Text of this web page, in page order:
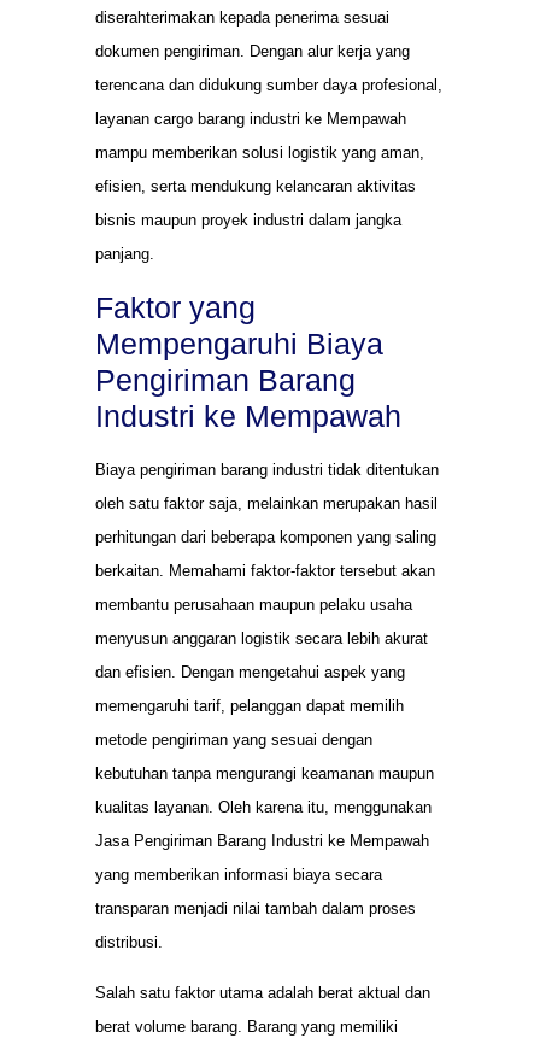
diserahterimakan kepada penerima sesuai
dokumen pengiriman. Dengan alur kerja yang
terencana dan didukung sumber daya profesional,
layanan cargo barang industri ke Mempawah
mampu memberikan solusi logistik yang aman,
efisien, serta mendukung kelancaran aktivitas
bisnis maupun proyek industri dalam jangka
panjang.
Faktor yang
Mempengaruhi Biaya
Pengiriman Barang
Industri ke Mempawah
Biaya pengiriman barang industri tidak ditentukan
oleh satu faktor saja, melainkan merupakan hasil
perhitungan dari beberapa komponen yang saling
berkaitan. Memahami faktor-faktor tersebut akan
membantu perusahaan maupun pelaku usaha
menyusun anggaran logistik secara lebih akurat
dan efisien. Dengan mengetahui aspek yang
memengaruhi tarif, pelanggan dapat memilih
metode pengiriman yang sesuai dengan
kebutuhan tanpa mengurangi keamanan maupun
kualitas layanan. Oleh karena itu, menggunakan
Jasa Pengiriman Barang Industri ke Mempawah
yang memberikan informasi biaya secara
transparan menjadi nilai tambah dalam proses
distribusi.
Salah satu faktor utama adalah berat aktual dan
berat volume barang. Barang yang memiliki